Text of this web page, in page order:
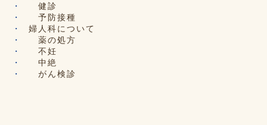
健診
予防接種
婦人科について
薬の処方
不妊
中絶
がん検診